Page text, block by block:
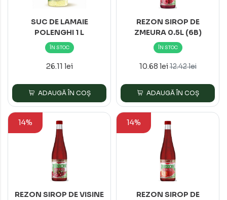
SUC DE LAMAIE
POLENGHI 1 L
ÎN STOC
26.11 lei
ADAUGĂ ÎN COȘ
REZON SIROP DE
ZMEURA 0.5L (6B)
ÎN STOC
10.68 lei12.42 lei
ADAUGĂ ÎN COȘ
14%
REZON SIROP DE VISINE
14%
REZON SIROP DE